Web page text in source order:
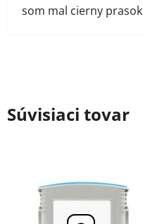
som mal cierny prasok
Súvisiaci tovar